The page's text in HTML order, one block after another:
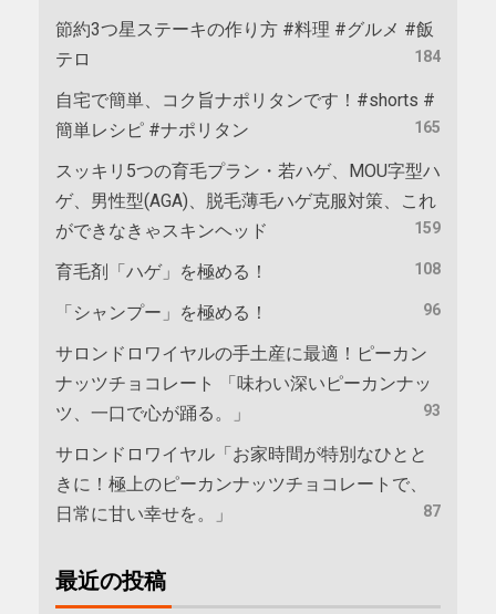
節約3つ星ステーキの作り方 #料理 #グルメ #飯
テロ
184
自宅で簡単、コク旨ナポリタンです！#shorts #
簡単レシピ #ナポリタン
165
スッキリ5つの育毛プラン・若ハゲ、MOU字型ハ
ゲ、男性型(AGA)、脱毛薄毛ハゲ克服対策、これ
ができなきゃスキンヘッド
159
育毛剤「ハゲ」を極める！ 108
「シャンプー」を極める！ 96
サロンドロワイヤルの手土産に最適！ピーカン
ナッツチョコレート 「味わい深いピーカンナッ
ツ、一口で心が踊る。」
93
サロンドロワイヤル「お家時間が特別なひとと
きに！極上のピーカンナッツチョコレートで、
日常に甘い幸せを。」
87
最近の投稿